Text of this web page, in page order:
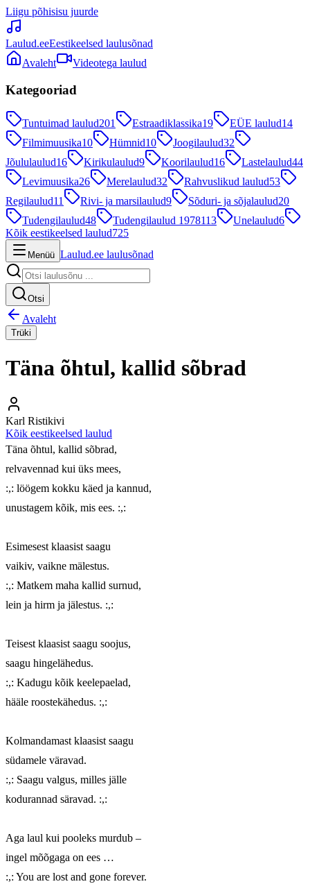
Liigu põhisisu juurde
Laulud.eeEestikeelsed laulusõnad
Avaleht
Videotega laulud
Kategooriad
Tuntuimad laulud201 Estraadiklassika19 EÜE laulud14
Filmimuusika10 Hümnid10 Joogilaulud32
Jõululaulud16 Kirikulaulud9 Koorilaulud16 Lastelaulud44
Levimuusika26 Merelaulud32 Rahvuslikud laulud53
Regilaulud11 Rivi- ja marsilaulud9 Sõduri- ja sõjalaulud20
Tudengilaulud48 Tudengilaulud 1978113 Unelaulud6
Kõik eestikeelsed laulud725
Menüü Laulud.ee laulusõnad
Otsi
Avaleht
Trüki
Täna õhtul, kallid sõbrad
Karl Ristikivi
Kõik eestikeelsed laulud
Täna õhtul, kallid sõbrad,
relvavennad kui üks mees,
:,: löögem kokku käed ja kannud,
unustagem kõik, mis ees. :,:
Esimesest klaasist saagu
vaikiv, vaikne mälestus.
:,: Matkem maha kallid surnud,
lein ja hirm ja jälestus. :,:
Teisest klaasist saagu soojus,
saagu hingelähedus.
:,: Kadugu kõik keelepaelad,
hääle roostekähedus. :,:
Kolmandamast klaasist saagu
südamele väravad.
:,: Saagu valgus, milles jälle
kodurannad säravad. :,:
Aga laul kui pooleks murdub –
ingel mõõgaga on ees …
:,: You are lost and gone forever.